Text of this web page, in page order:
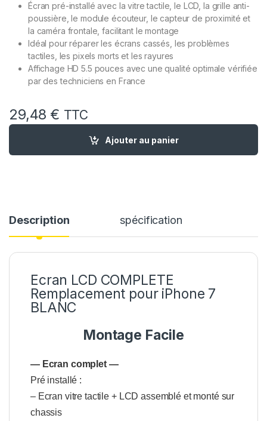
Écran pré-installé avec la vitre tactile, le LCD, la grille anti-
poussière, le module écouteur, le capteur de proximité et
la caméra frontale, facilitant le montage
Idéal pour réparer les écrans cassés, les problèmes
tactiles, les pixels morts et les rayures
Affichage HD 5.5 pouces avec une qualité optimale vérifiée
par des techniciens en France
29,48 € TTC
quantité de Ecran Complet Remplacement pour IPHONE 7
Ajouter au panier
Description spécification
Ecran LCD COMPLETE
Remplacement pour iPhone 7
BLANC
Montage Facile
— Ecran complet —
Pré installé :
– Ecran vitre tactile + LCD assemblé et monté sur
chassis